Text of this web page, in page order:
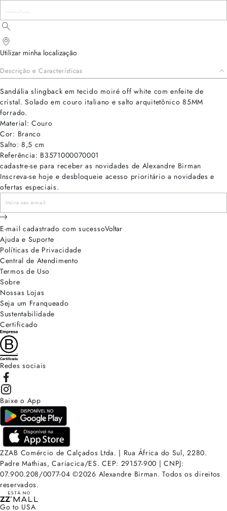
Utilizar minha localização
Descrição e Características
Sandália slingback em tecido moiré off white com enfeite de
cristal. Solado em couro italiano e salto arquitetônico 85MM
forrado.
Material: Couro
Cor: Branco
Salto: 8,5 cm
Referência: B3571000070001
cadastre-se para receber as novidades de Alexandre Birman
Inscreva-se hoje e desbloqueie acesso prioritário a novidades e
ofertas especiais.
E-mail cadastrado com sucessoVoltar
Ajuda e Suporte
Políticas de Privacidade
Central de Atendimento
Termos de Uso
Sobre
Nossas Lojas
Seja um Franqueado
Sustentabilidade
Certificado
Redes sociais
Baixe o App
ZZAB Comércio de Calçados Ltda. | Rua África do Sul, 2280.
Padre Mathias, Cariacica/ES. CEP: 29157-900 | CNPJ:
07.900.208/0077-04 ©2026 Alexandre Birman. Todos os direitos
reservados.
Go to USA